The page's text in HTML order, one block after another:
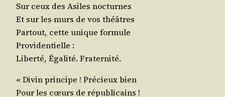
Sur ceux des Asiles nocturnes
Et sur les murs de vos théâtres
Par­tout, cette unique formule
Providentielle :
Liber­té, Éga­li­té. Fraternité.
« Divin prin­cipe ! Pré­cieux bien
Pour les cœurs de républicains !